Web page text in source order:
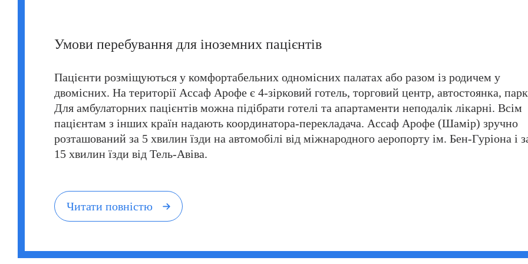
Умови перебування для іноземних пацієнтів
Пацієнти розміщуються у комфортабельних одномісних палатах або разом із родичем у
двомісних. На території Ассаф Арофе є 4-зірковий готель, торговий центр, автостоянка,
Для амбулаторних пацієнтів можна підібрати готелі та апартаменти неподалік лікарні. Всім
пацієнтам з інших країн надають координатора-перекладача. Ассаф Арофе (Шамір) зручно
розташований за 5 хвилин їзди на автомобілі від міжнародного аеропорту ім. Бен-Гуріона і
15 хвилин їзди від Тель-Авіва.
Читати повністю